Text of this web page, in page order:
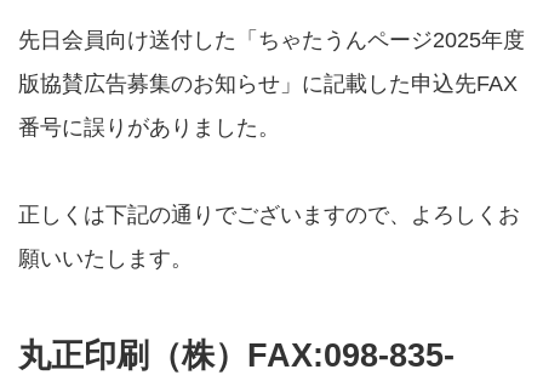
先日会員向け送付した「ちゃたうんページ2025年度
版協賛広告募集のお知らせ」に記載した申込先FAX
番号に誤りがありました。
正しくは下記の通りでございますので、よろしくお
願いいたします。
丸正印刷（株）FAX:098-835-